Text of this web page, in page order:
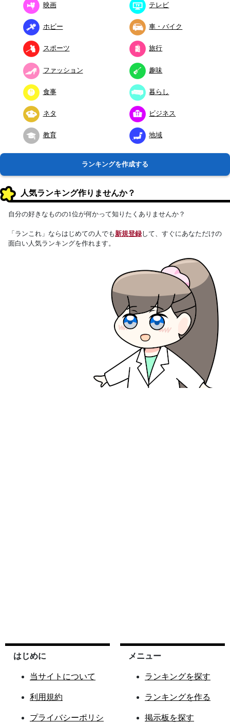
映画 テレビ
ホビー 車・バイク
スポーツ 旅行
ファッション 趣味
食事 暮らし
ネタ ビジネス
教育 地域
ランキングを作成する
人気ランキング作りませんか？
自分の好きなものの1位が何かって知りたくありませんか？
「ランこれ」ならはじめての人でも新規登録して、すぐにあなただけの
面白い人気ランキングを作れます。
はじめに
当サイトについて
利用規約
プライバシーポリシ
メニュー
ランキングを探す
ランキングを作る
掲示板を探す